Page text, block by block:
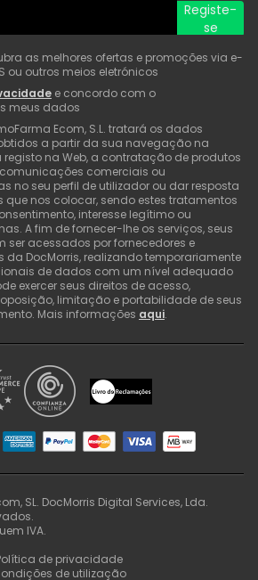
Registe-
se
as melhores ofertas e promoções via e-
ou outros meios eletrónicos
e concordo com o
meus dados
Ecom, S.L. tratará os dados
a partir da sua navegação na
registo na Web, a contratação de produtos
comerciais ou
no seu perfil de utilizador ou dar resposta
nos colocar, sendo estes tratamentos
interesse legítimo ou
A fim de fornecer-lhe os serviços, seus
ser acessados por fornecedores e
da DocMorris, realizando temporariamente
de dados com um nível adequado
exercer seus direitos de acesso,
limitação e portabilidade de seus
Mais informações aqui.
SL. DocMorris Digital Services, Lda.
IVA.
de privacidade
de utilização